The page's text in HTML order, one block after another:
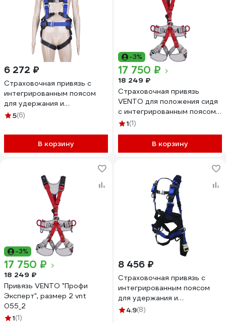
6 272 ₽
Страховочная привязь с
интегрированным поясом
для удержания и
позиционирования Alpsafe
5(6)
В корзину
-3%
17 750 ₽
18 249 ₽
Страховочная привязь
VENTO для положения сидя
с интегрированным поясом
для удержания и
Эксперт, размер 1 vnt 055_1
1(1)
В корзину
-3%
17 750 ₽
18 249 ₽
Привязь VENTO "Профи
Эксперт", размер 2 vnt
055_2
1(1)
8 456 ₽
Страховочная привязь с
интегрированным поясом
для удержания и
позиционирования Alpsafe
4.9(8)